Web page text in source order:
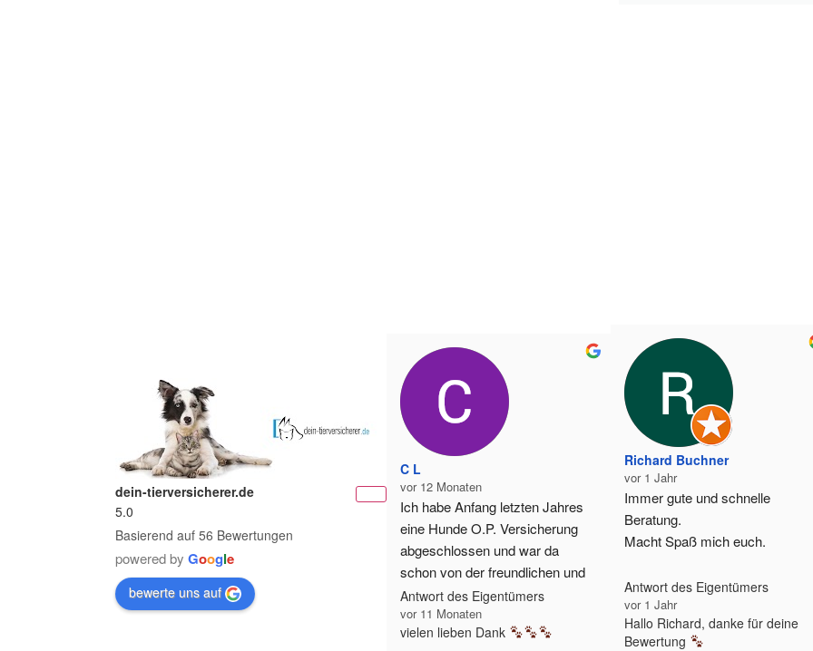
dein-tierversicherer.de
5.0
Basierend auf 56 Bewertungen
powered by Google
bewerte uns auf
C L
vor 12 Monaten
Ich habe Anfang letzten Jahres
eine Hunde O.P. Versicherung
abgeschlossen und war da
schon von der freundlichen und
ausführlichen Beratung
begeistert. Jetzt musste mein
Hund operiert werden und die
Antwort des Eigentümers
vor 11 Monaten
vielen lieben Dank
Richard Buchner
vor 1 Jahr
Immer gute und schnelle
Beratung.
Macht Spaß mich euch.
Antwort des Eigentümers
vor 1 Jahr
Hallo Richard, danke für deine
Bewertung